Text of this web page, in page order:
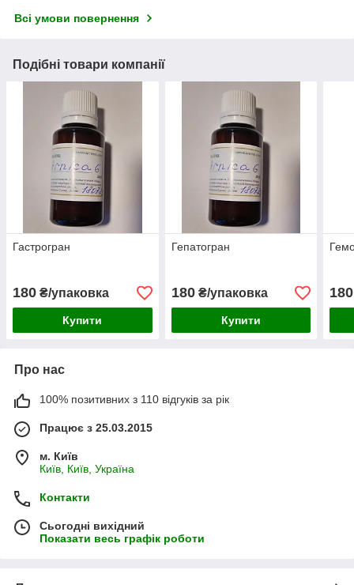
Всі умови повернення
Подібні товари компанії
Гастрогран
180 ₴/упаковка
Купити
Гепатогран
180₴/упаковка
Купити
180
Про нас
100% позитивних з 110 відгуків за рік
Працює з 25.03.2015
м. Київ
Київ, Київ, Україна
Контакти
Сьогодні вихідний
Показати весь графік роботи